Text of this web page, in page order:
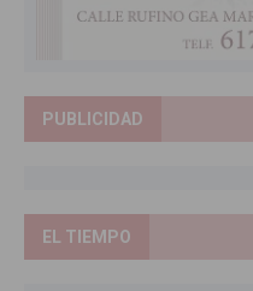
PUBLICIDAD
EL TIEMPO